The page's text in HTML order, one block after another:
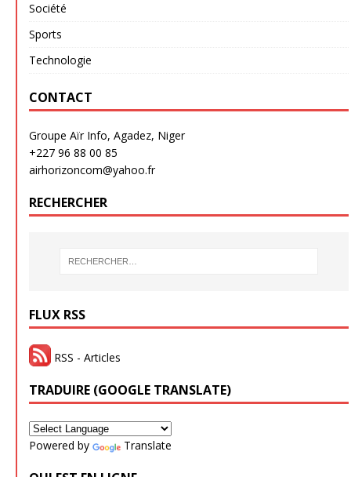
Société
Sports
Technologie
CONTACT
Groupe Aïr Info, Agadez, Niger
+227 96 88 00 85
airhorizoncom@yahoo.fr
RECHERCHER
FLUX RSS
RSS - Articles
TRADUIRE (GOOGLE TRANSLATE)
Powered by Translate